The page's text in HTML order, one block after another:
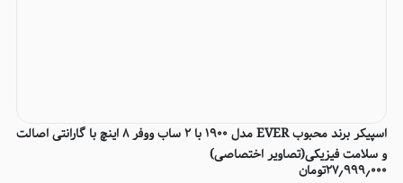
اسپیکر برند محبوب EVER مدل 1900 با 2 ساب ووفر 8 اینچ با گارانتی اصالت
و سلامت فیزیکی(تصاویر اختصاصی)
۲۷٫۹۹۹٫۰۰۰تومان